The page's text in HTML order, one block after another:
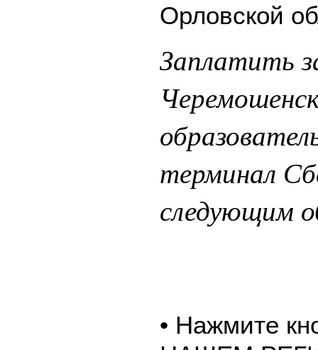
Орловской
Заплатить
терминал
следующим
• Нажмите